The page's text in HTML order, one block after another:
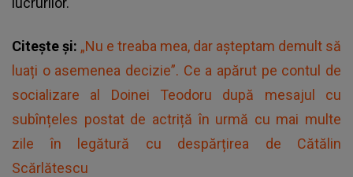
Citește și: „Nu e treaba mea, dar așteptam demult să
luați o asemenea decizie”. Ce a apărut pe contul de
socializare al Doinei Teodoru după mesajul cu
subînțeles postat de actriță în urmă cu mai multe
zile în legătură cu despărțirea de Cătălin
Scărlătescu